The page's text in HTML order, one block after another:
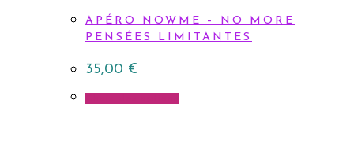
APÉRO NOWME – NO MORE
PENSÉES LIMITANTES
35,00 €